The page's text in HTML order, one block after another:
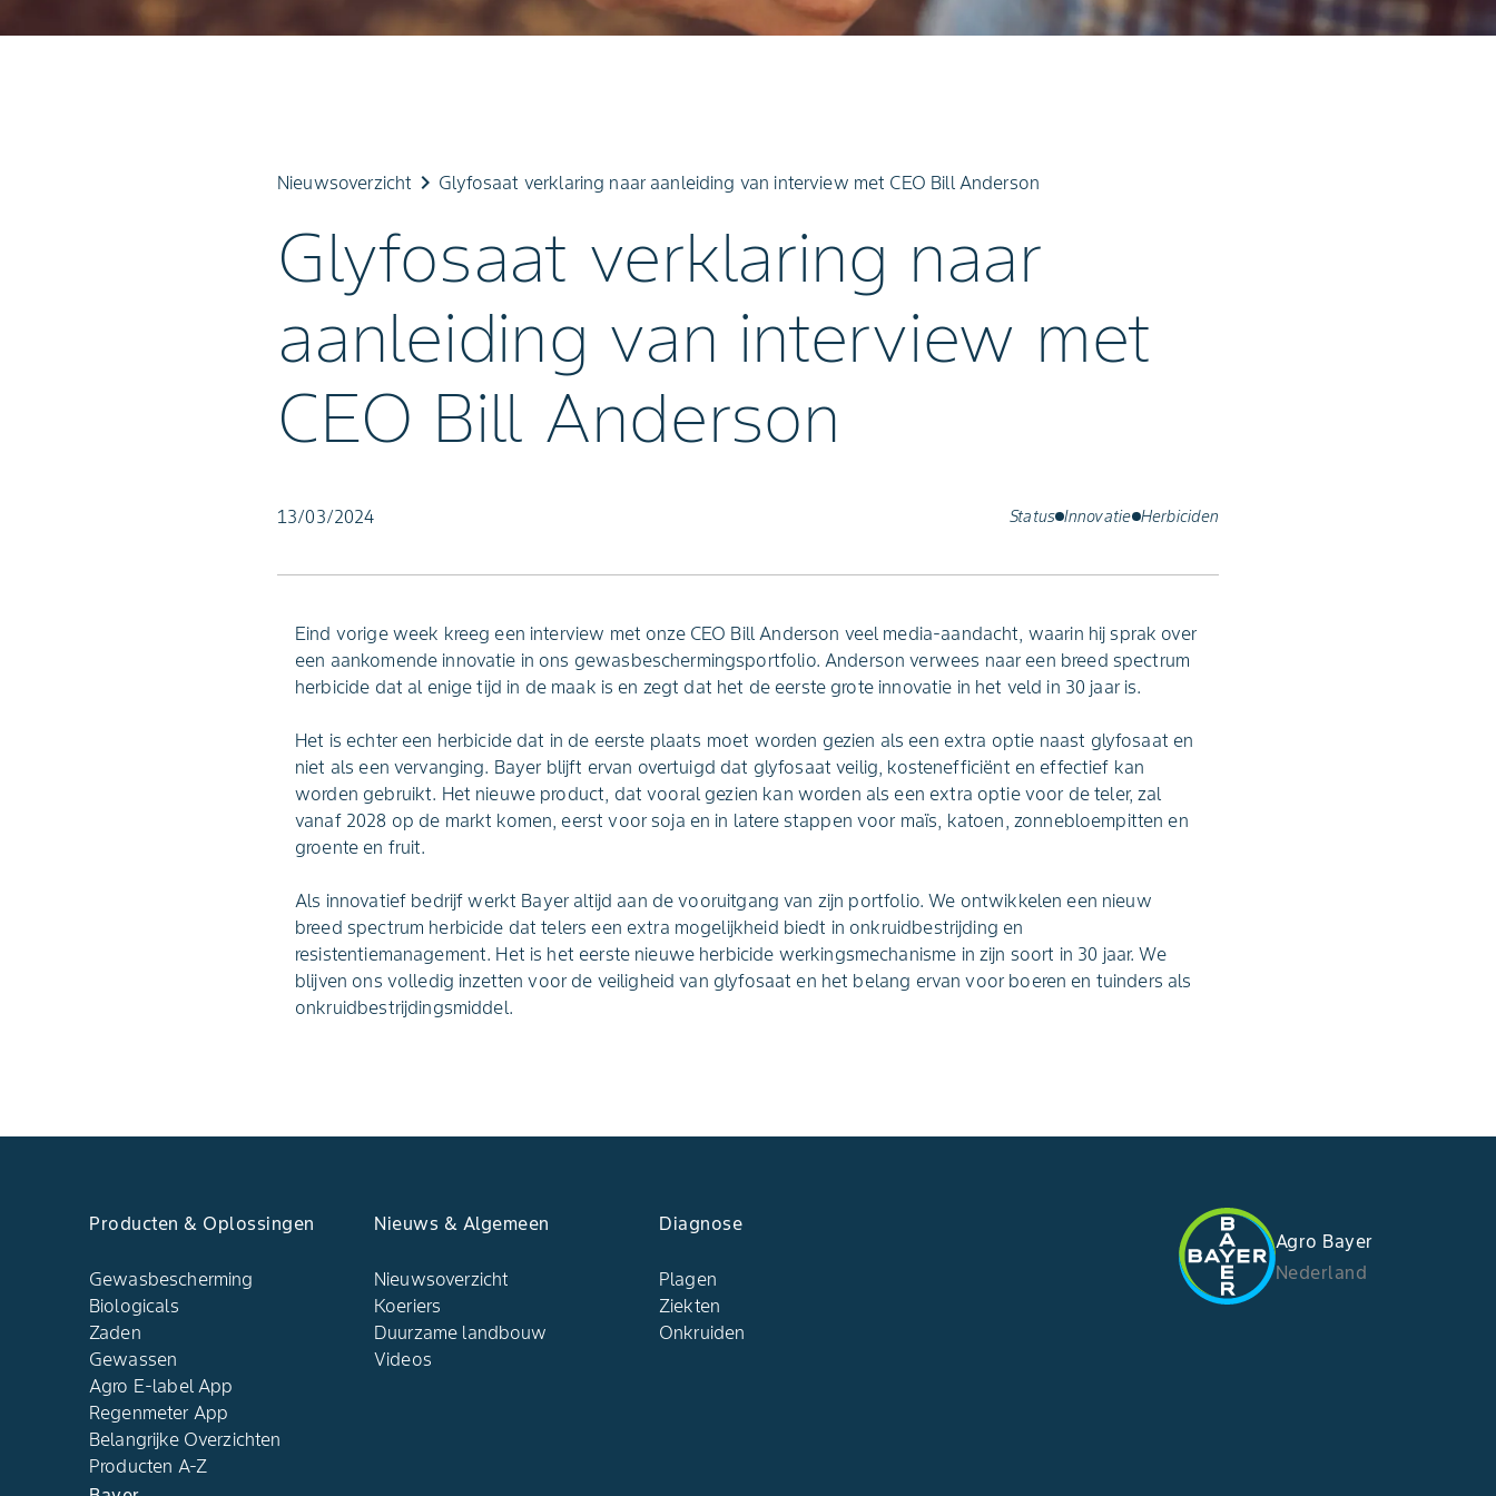
Nieuwsoverzicht keyboard_arrow_right Glyfosaat verklaring naar aanleiding van interview met CEO Bill Anderson
Glyfosaat verklaring naar
aanleiding van interview met
CEO Bill Anderson
13/03/2024 Status Innovatie Herbiciden
Eind vorige week kreeg een interview met onze CEO Bill Anderson veel media-aandacht, waarin hij sprak over
een aankomende innovatie in ons gewasbeschermingsportfolio. Anderson verwees naar een breed spectrum
herbicide dat al enige tijd in de maak is en zegt dat het de eerste grote innovatie in het veld in 30 jaar is.
Het is echter een herbicide dat in de eerste plaats moet worden gezien als een extra optie naast glyfosaat en
niet als een vervanging. Bayer blijft ervan overtuigd dat glyfosaat veilig, kostenefficiënt en effectief kan
worden gebruikt. Het nieuwe product, dat vooral gezien kan worden als een extra optie voor de teler, zal
vanaf 2028 op de markt komen, eerst voor soja en in latere stappen voor maïs, katoen, zonnebloempitten en
groente en fruit.
Als innovatief bedrijf werkt Bayer altijd aan de vooruitgang van zijn portfolio. We ontwikkelen een nieuw
breed spectrum herbicide dat telers een extra mogelijkheid biedt in onkruidbestrijding en
resistentiemanagement. Het is het eerste nieuwe herbicide werkingsmechanisme in zijn soort in 30 jaar. We
blijven ons volledig inzetten voor de veiligheid van glyfosaat en het belang ervan voor boeren en tuinders als
onkruidbestrijdingsmiddel.
Producten & Oplossingen
Gewasbescherming
Biologicals
Zaden
Gewassen
Agro E-label App
Regenmeter App
Belangrijke Overzichten
Producten A-Z
Nieuws & Algemeen
Nieuwsoverzicht
Koeriers
Duurzame landbouw
Videos
Diagnose
Plagen
Ziekten
Onkruiden
Agro Bayer
Nederland